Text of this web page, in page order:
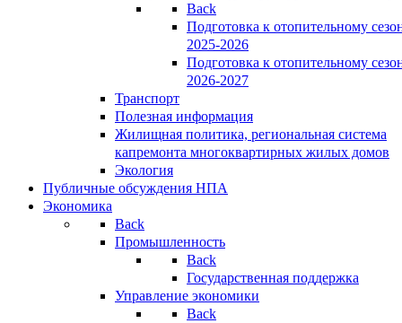
Back
Подготовка к отопительному
2025-2026
Подготовка к отопительному
2026-2027
Транспорт
Полезная информация
Жилищная политика, региональная система
капремонта многоквартирных жилых домов
Экология
Публичные обсуждения НПА
Экономика
Back
Промышленность
Back
Государственная поддержка
Управление экономики
Back